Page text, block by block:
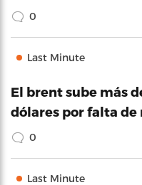
0
Last Minute
El brent sube más
dólares por falta de
0
Last Minute